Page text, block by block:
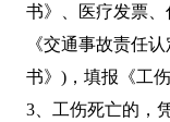
书》、医疗发票
《交通事故责任
书》)，填报《工
3、工伤死亡的，